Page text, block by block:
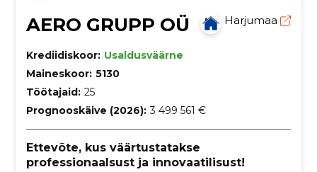
AERO GRUPP OÜ Harjumaa
Krediidiskoor: Usaldusväärne
Maineskoor: 5130
Töötajaid: 25
Prognooskäive (2026): 3 499 561 €
Ettevõte, kus väärtustatakse
professionaalsust ja innovaatilisust!